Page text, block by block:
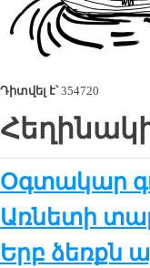
Դիտվել է՝354720
Օգտակար
Առնե­տի
Երբ ձեռքն